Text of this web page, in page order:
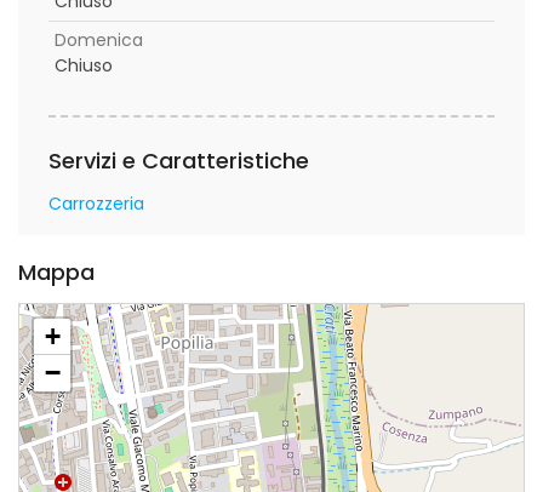
Domenica
Chiuso
Servizi e Caratteristiche
Carrozzeria
Mappa
+
−